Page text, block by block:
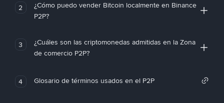
2
¿Cómo puedo vender Bitcoin localmente en Binance
P2P?
3
¿Cuáles son las criptomonedas admitidas en la Zona
de comercio P2P?
4 Glosario de términos usados en el P2P